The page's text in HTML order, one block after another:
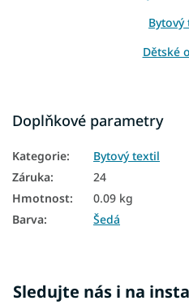
Bytový
Dětské
Doplňkové parametry
Kategorie:
Bytový textil
Záruka:
24
Hmotnost:
0.09 kg
Barva: Šedá
Sledujte nás i na